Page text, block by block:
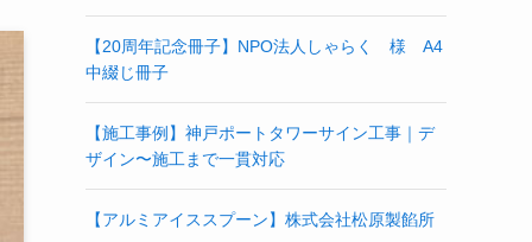
【20周年記念冊子】NPO法人しゃらく 様 A4
中綴じ冊子
【施工事例】神戸ポートタワーサイン工事｜デ
ザイン〜施工まで一貫対応
【アルミアイススプーン】株式会社松原製餡所